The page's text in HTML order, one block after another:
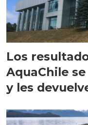
Los
AquaChile
y les